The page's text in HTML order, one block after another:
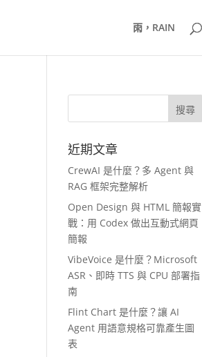
雨，RAIN
近期文章
CrewAI 是什麼？多 Agent 與
RAG 框架完整解析
Open Design 與 HTML 簡報實
戰：用 Codex 做出互動式網頁
簡報
VibeVoice 是什麼？Microsoft
ASR、即時 TTS 與 CPU 部署指
南
Flint Chart 是什麼？讓 AI
Agent 用語意規格可靠產生圖
表